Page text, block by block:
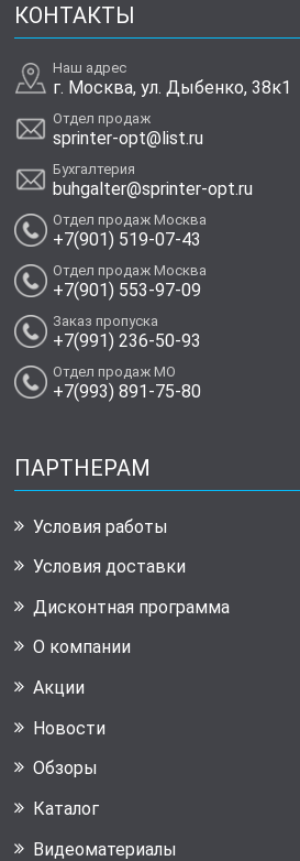
КОНТАКТЫ
Наш адрес
г. Москва, ул. Дыбенко, 38к1
Отдел продаж
sprinter-opt@list.ru
Бухгалтерия
buhgalter@sprinter-opt.ru
Отдел продаж Москва
+7(901) 519-07-43
Отдел продаж Москва
+7(901) 553-97-09
Заказ пропуска
+7(991) 236-50-93
Отдел продаж МО
+7(993) 891-75-80
ПАРТНЕРАМ
Условия работы
Условия доставки
Дисконтная программа
О компании
Акции
Новости
Обзоры
Каталог
Видеоматериалы